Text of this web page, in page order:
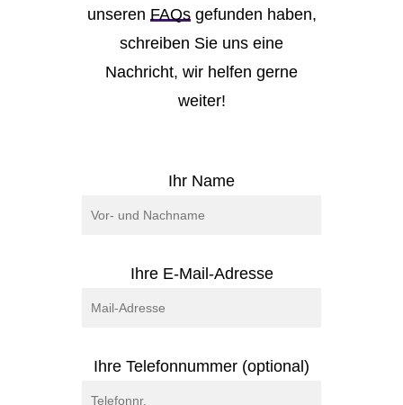
unseren FAQsgefunden haben,
schreiben Sie uns eine
Nachricht, wir helfen gerne
weiter!
Ihr Name
Ihre E-Mail-Adresse
Ihre Telefonnummer (optional)